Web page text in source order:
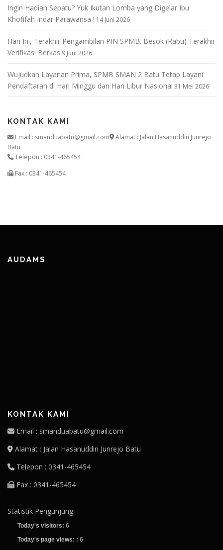
Ingin Hadiah Sepatu? Yuk Ikutan Lomba yang Digelar Ibu
Khofifah Indar Parawansa ! 14 Juni 2026
Hari Ini, Terakhir Pengambilan PIN SPMB. Besok (Rabu) Terakhir
Verifikasi Berkas 9 Juni 2026
Wujudkan Layanan Prima, SPMB SMAN 2 Batu Tetap Layani
Pendaftaran di Hari Minggu dan Hari Libur Nasional 31 Mei 2026
KONTAK KAMI
Email : smanduabatu@gmail.com
Alamat : Jalan Hasanuddin Junrejo
Batu
Telepon : 0341-465454
Fax : 0341-465454
AUDAMS
KONTAK KAMI
Email : smanduabatu@gmail.com
Alamat : Jalan Hasanuddin Junrejo Batu
Telepon : 0341-465454
Fax : 0341-465454
Statistik Pengunjung
Today's visitors: 6
Today's page views: : 6